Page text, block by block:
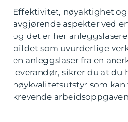
Effektivitet, nøyaktighet
avgjørende aspekter ved
og det er her
bildet som uvurderlige
en anleggslaser fra en
leverandør, sikrer du at du
høykvalitetsutstyr som kan
krevende